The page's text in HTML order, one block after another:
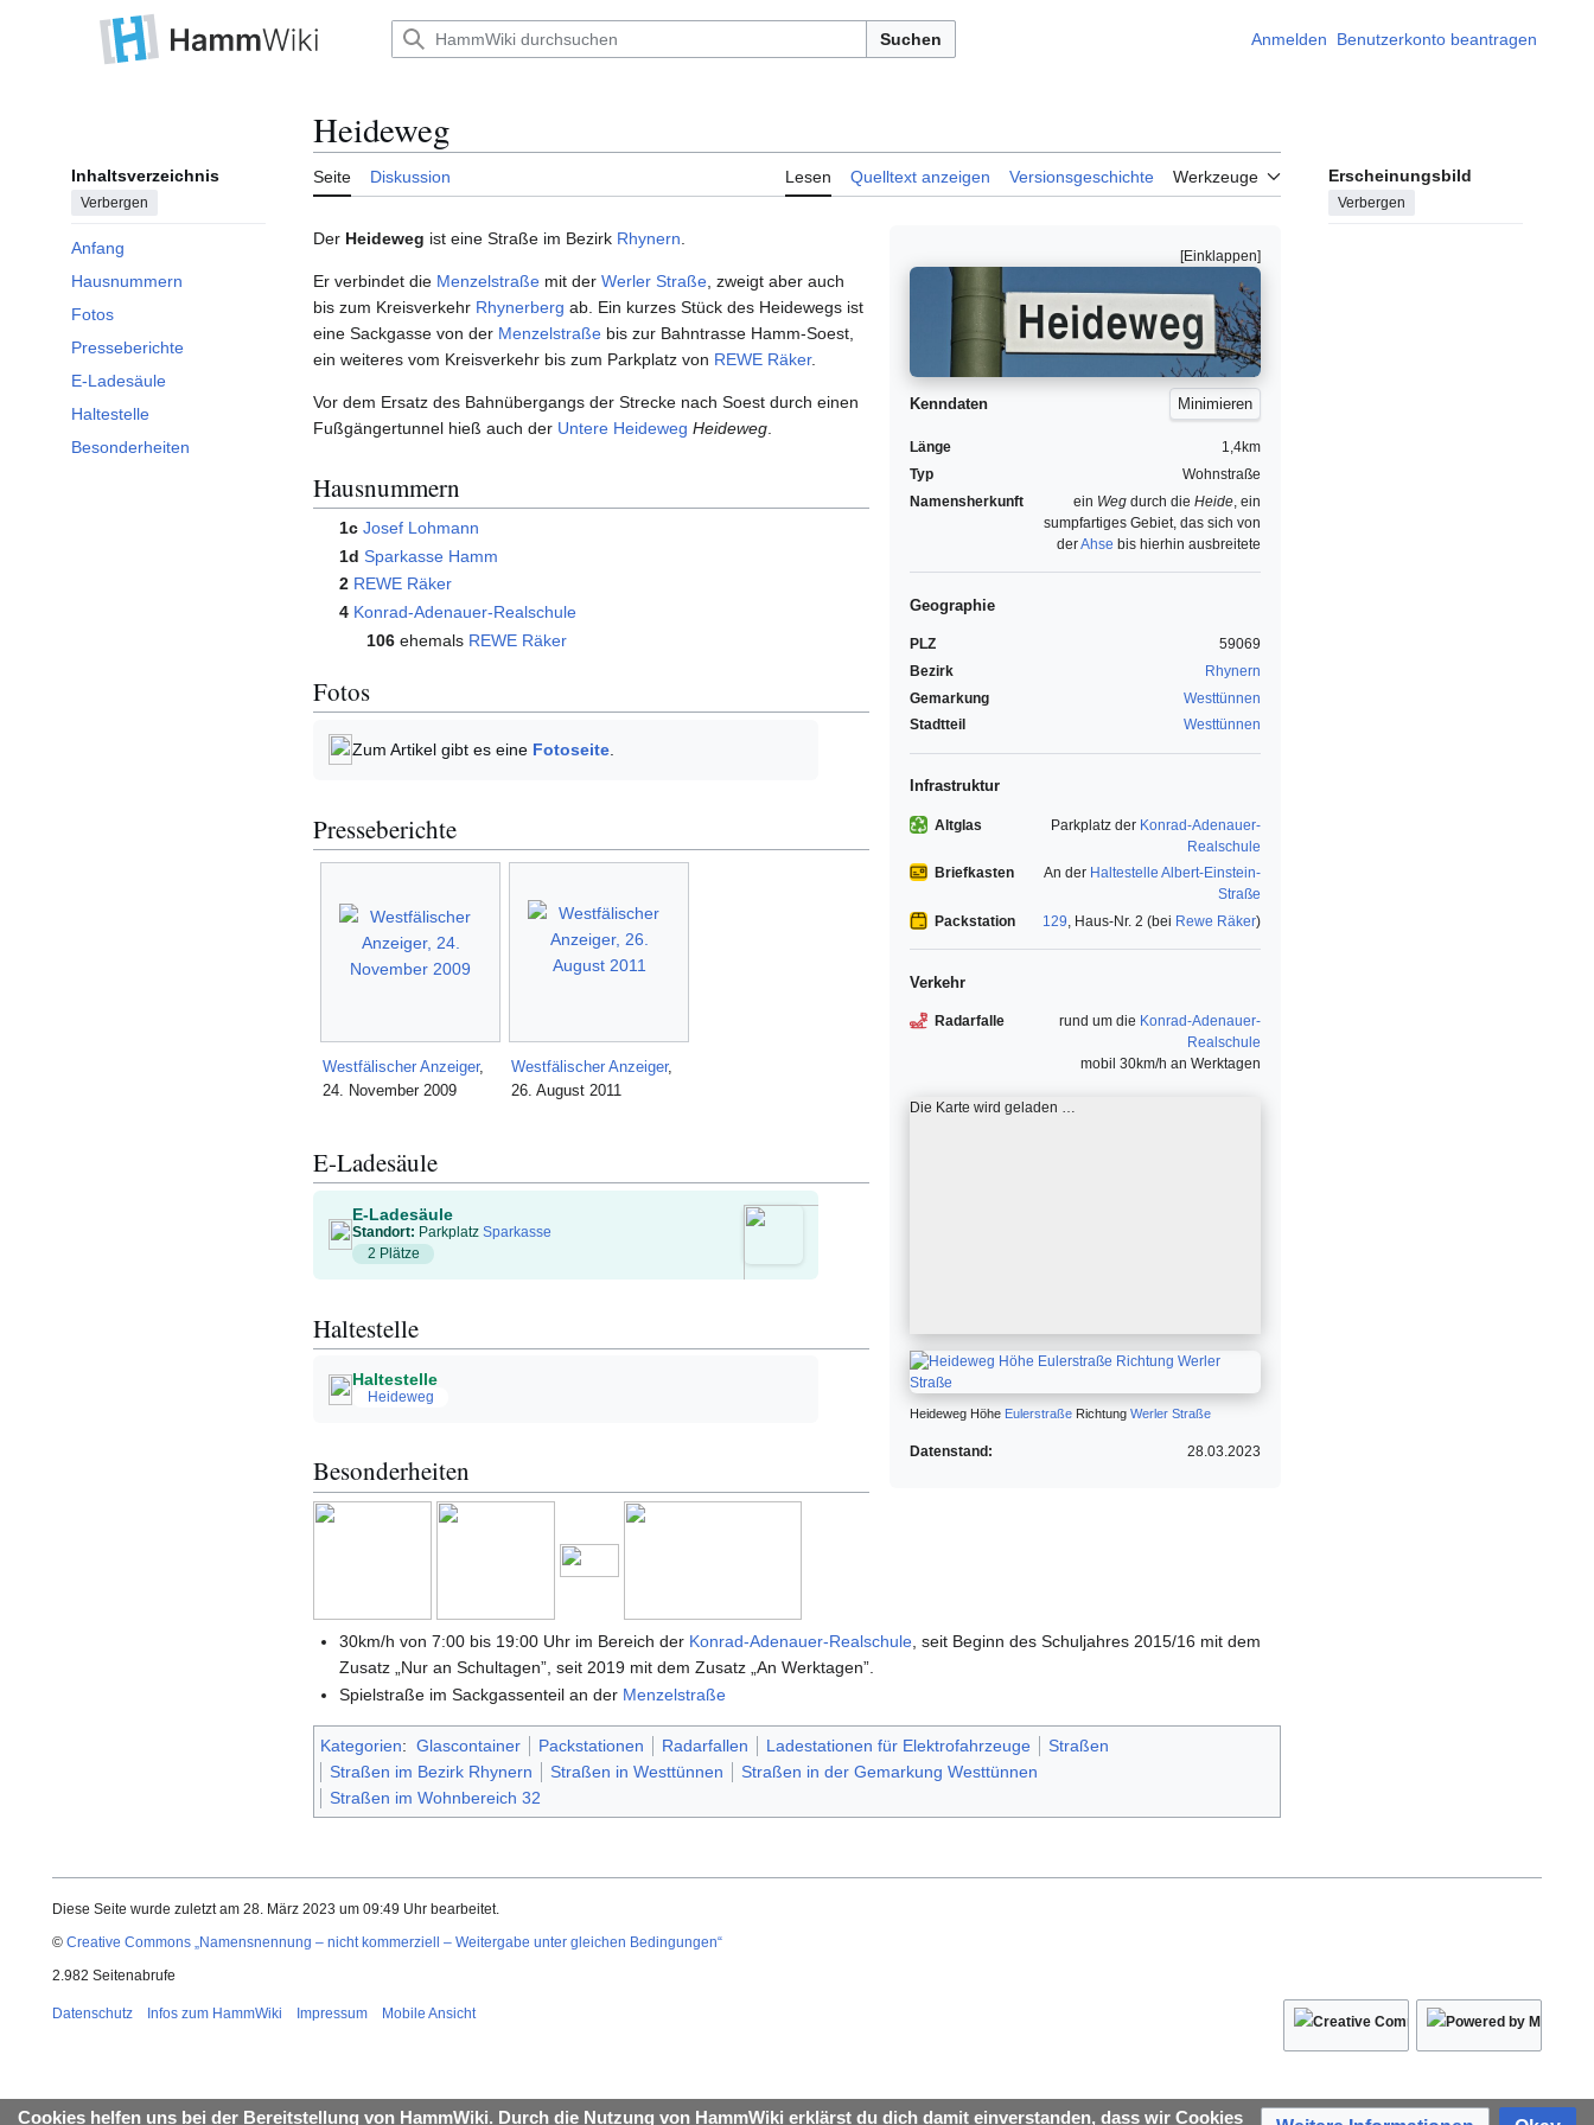
Hauptmenü Suchen Anmelden Benutzerkonto beantragen
Inhaltsverzeichnis
Verbergen
Anfang
Hausnummern
Fotos
Presseberichte
E-Ladesäule
Haltestelle
Besonderheiten
Heideweg
Seite Diskussion Lesen Quelltext anzeigen Versionsgeschichte Werkzeuge Erscheinungsbild
Verbergen
Kenndaten
Länge
1,4km
Typ
Wohnstraße
Namensherkunft
ein Weg durch dieHeide, ein
sumpfartiges Gebiet, das sich von
derAhse bis hierhin ausbreitete
Geographie
PLZ
59069
Bezirk
Rhynern
Gemarkung
Westtünnen
Stadtteil
Westtünnen
Infrastruktur
Altglas Parkplatz der Konrad-Adenauer-
Realschule
Briefkasten
An der Haltestelle Albert-Einstein-
Straße
Packstation
129, Haus-Nr. 2 (bei Rewe Räker)
Verkehr
Radarfalle rund um die Konrad-Adenauer-
Realschule
mobil 30km/h an Werktagen
Die Karte wird geladen …
Heideweg Höhe EulerstraßeRichtung Werler Straße
Datenstand: 28.03.2023
Der Heideweg ist eine Straße im Bezirk Rhynern
Er verbindet die Menzelstraße mit der Werler Straße , zweigt aber auch
bis zum Kreisverkehr Rhynerberg ab. Ein kurzes Stück des Heidewegs ist
eine Sackgasse von der Menzelstraße bis zur Bahntrasse Hamm-Soest,
ein weiteres vom Kreisverkehr bis zum Parkplatz von REWE Räker.
Vor dem Ersatz des Bahnübergangs der Strecke nach Soest durch einen
Fußgängertunnel hieß auch der Untere Heideweg Heideweg
Hausnummern
1c Josef Lohmann
1d Sparkasse Hamm
2 REWE Räker
4 Konrad-Adenauer-Realschule
106ehemals REWE Räker
Fotos
Zum Artikel gibt es eine Fotoseite.
Presseberichte
Westfälischer Anzeiger,
24. November 2009
Westfälischer Anzeiger,
26. August 2011
E-Ladesäule
E-Ladesäule
Standort: Parkplatz Sparkasse
2 Plätze
Haltestelle
Haltestelle
Heideweg
Besonderheiten
30km/h von 7:00 bis 19:00 Uhr im Bereich der Konrad-Adenauer-Realschule , seit Beginn des Schuljahres 2015/16 mit dem
Zusatz „Nur an Schultagen”, seit 2019 mit dem Zusatz „An Werktagen”.
Spielstraße im Sackgassenteil an der Menzelstraße
Kategorien: Glascontainer Packstationen Radarfallen Ladestationen für Elektrofahrzeuge
Straßen
Straßen im Bezirk Rhynern
Straßen in Westtünnen
Straßen in der Gemarkung Westtünnen
Straßen im Wohnbereich 32
Cookies helfen uns bei der Bereitstellung von HammWiki. Durch die Nutzung von HammWiki erklärst du dich damit einverstanden, dass wir Cookies
Diese Seite wurde zuletzt am 28. März 2023 um 09:49 Uhr bearbeitet.
© Creative Commons „Namensnennung – nicht kommerziell – Weitergabe unter gleichen Bedingungen“
2.982 Seitenabrufe
Datenschutz Infos zum HammWiki Impressum Mobile Ansicht